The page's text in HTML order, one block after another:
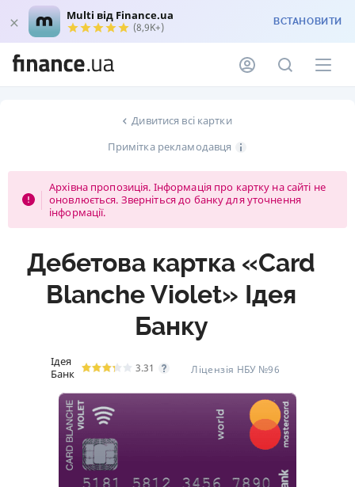
Multi від Finance.ua
(8,9K+) ВСТАНОВИТИ
Дивитися всі картки
Примітка рекламодавця
Архівна пропозиція. Інформація про картку на сайті не
оновлюється. Зверніться до банку для уточнення
інформації.
Дебетова картка «Card
Blanche Violet» Ідея
Банку
Ідея
Банк
3.31 Ліцензія НБУ №96